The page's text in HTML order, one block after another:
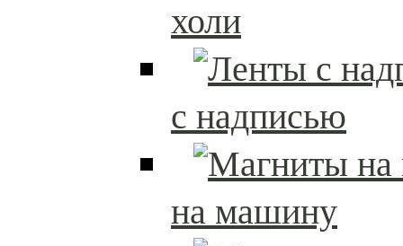
холи
с надписью
на машину